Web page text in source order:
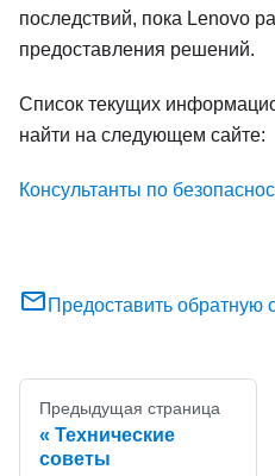
последствий, пока Lenovo
предоставления решений.
Список текущих
найти на следующем сайте:
Консультанты по
Предоставить обратную
Предыдущая страница
Технические
советы